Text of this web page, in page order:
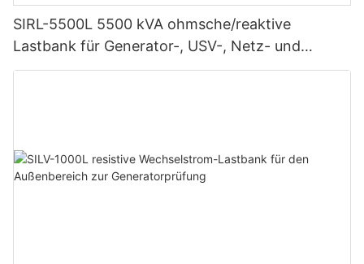
SIRL-5500L 5500 kVA ohmsche/reaktive
Lastbank für Generator-, USV-, Netz- und
erneuerbare Energieprüfungen